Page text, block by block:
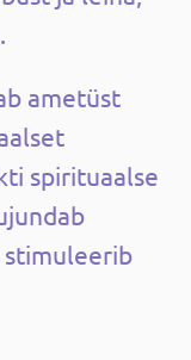
ametüst
spirituaalse